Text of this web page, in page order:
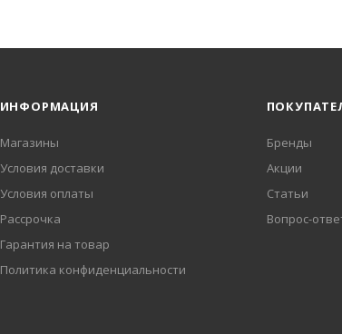
ИНФОРМАЦИЯ
Магазины
Условия доставки
Условия оплаты
Рассрочка
Гарантия на товар
Политика конфиденциальности
Бренды
Акции
Статьи
Вопрос-